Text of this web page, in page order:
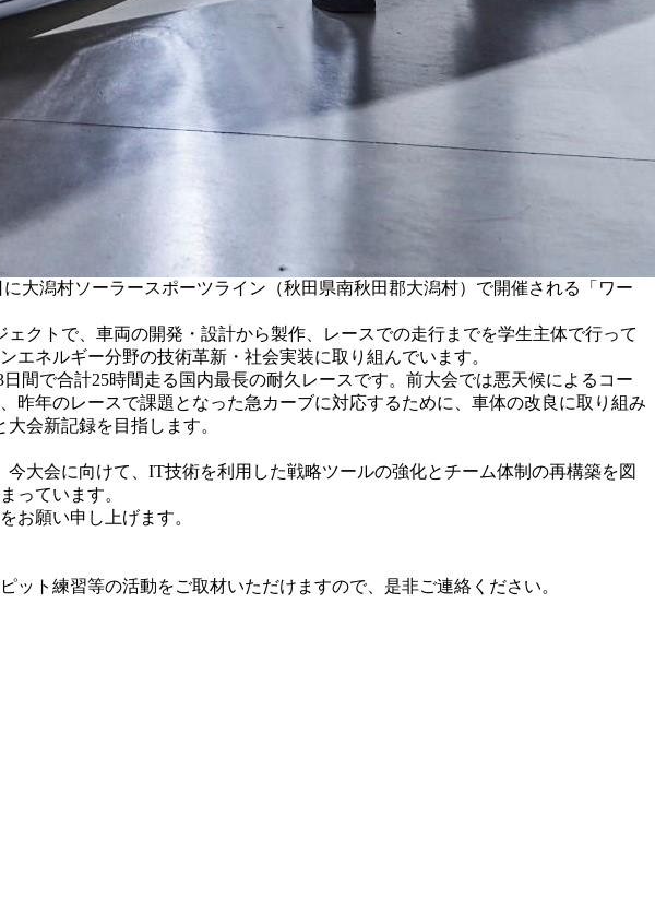
大潟村ソーラースポーツライン（秋田県南秋田郡大潟村）で開催される「ワー
クトで、車両の開発・設計から製作、レースでの走行までを学生主体で行って
ネルギー分野の技術革新・社会実装に取り組んでいます。
間で合計25時間走る国内最長の耐久レースです。前大会では悪天候によるコー
年のレースで課題となった急カーブに対応するために、車体の改良に取り組み
会新記録を目指します。
大会に向けて、IT技術を利用した戦略ツールの強化とチーム体制の再構築を図
っています。
お願い申し上げます。
ト練習等の活動をご取材いただけますので、是非ご連絡ください。